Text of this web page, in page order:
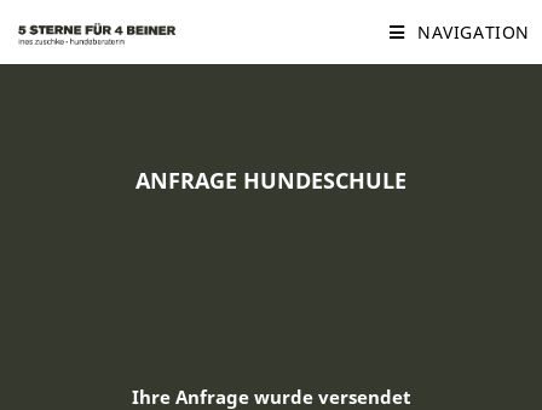
NAVIGATION
ANFRAGE HUNDESCHULE
Ihre Anfrage wurde versendet